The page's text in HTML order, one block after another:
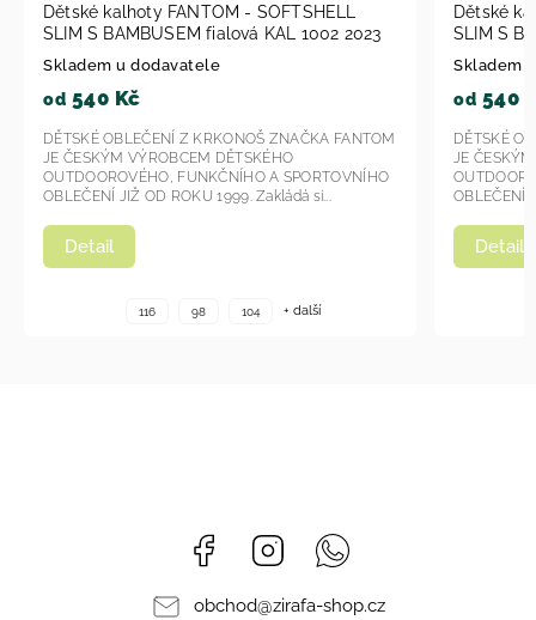
1002 2023
ZNAČKA FANTOM
A SPORTOVNÍHO
si...
Dětské kalhoty FANTOM - SOFTSHELL
SLIM S BAMBUSEM petrolejová KAL 1003
2023
Skladem u dodavatele
DĚTSKÉ OBLEČENÍ Z KRKONOŠ ZNAČKA
JE ČESKÝM VÝROBCEM DĚTSKÉHO
OUTDOOROVÉHO, FUNKČNÍHO A
OBLEČENÍ JIŽ OD ROKU 1999. Zakládá si...
116
Facebook Instagram
obchod@zirafa-shop.cz